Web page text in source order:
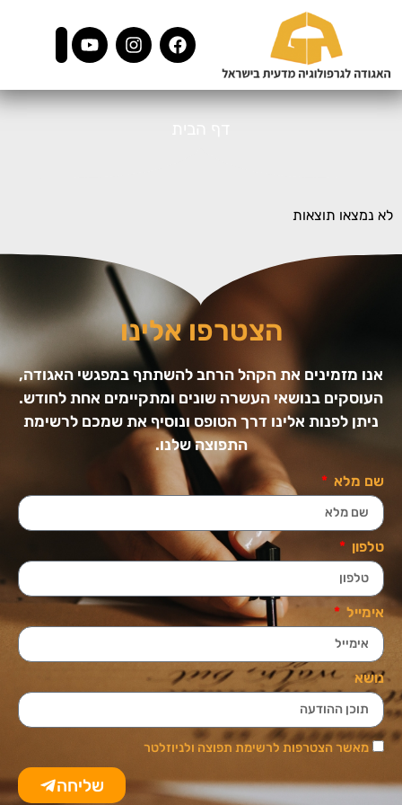
לא נמצאו תוצאות
הצטרפו אלינו
אנו מזמינים את הקהל הרחב להשתתף במפגשי האגודה,
העוסקים בנושאי העשרה שונים ומתקיימים אחת לחודש.
ניתן לפנות אלינו דרך הטופס ונוסיף את שמכם לרשימת
התפוצה שלנו.
שם מלא
טלפון
אימייל
נושא
מאשר הצטרפות לרשימת תפוצה ולניוזלטר
שליחה